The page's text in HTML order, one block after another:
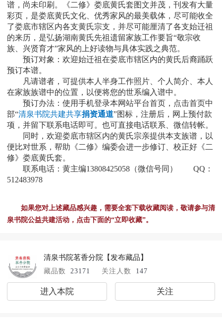
谱，尚未印刷。
《二修》娄底黄氏套图文并茂，刊发有大量
彩页，是娄底黄氏文化、优秀家风的最美载体，尽可能收全
了娄底市辖区内各支黄氏宗支，并尽可能厘清了各支始迁祖
的来历， 是弘扬湖南黄氏先祖遗留家族工作要旨“敬宗收
族、兴贤育才”家风的上好读物与具体实践之典范。
预订对象：欢迎始迁祖在娄底市辖区内的黄氏后裔踊跃
预订本谱。
凡请谱者，可提供本人半身工作照片、个人简介、本人
在家族族谱中的位置，以便将您的世系编入谱中。
预订办法：使用手机登录本网站平台首页，点击首页中
部“清泉书院共建共享捐资通道”图标， 注册后， 网上预付款
项，并留下联系电话即可。 也可直接电话联系、微信转帐。
同时，欢迎娄底市辖区内的黄氏宗亲提供本支族谱，以
便比对世系，帮助《二修》编委会进一步修订、校正好《二
修》 娄底黄氏套。
联系电话：黄主编13808425058（微信号同） QQ：
512483978
如果您对上述藏品感兴趣，需要全套下载收藏阅读，敬请参与清
泉书院公益共建活动，点击下面的“立即收藏”。
清泉书院茗香分院 【发布藏品】
藏品数 23171 关注人数 147
进入本院 关注